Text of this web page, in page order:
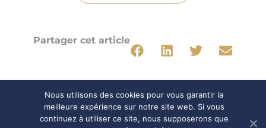
Partager cet article
Nous utilisons des cookies pour vous garantir la
meilleure expérience sur notre site web. Si vous
continuez à utiliser ce site, nous supposerons que